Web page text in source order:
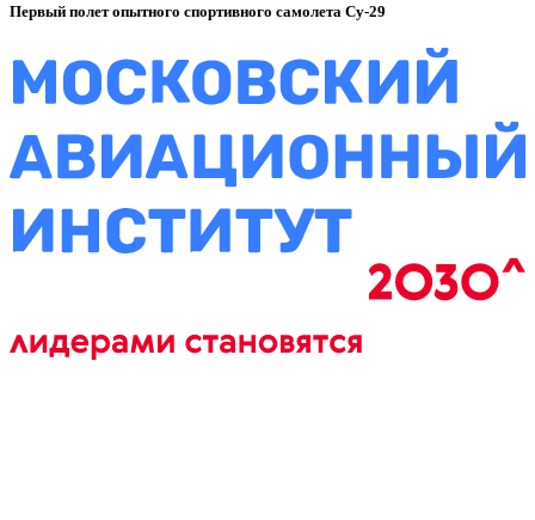
Первый полет опытного спортивного самолета Су-29